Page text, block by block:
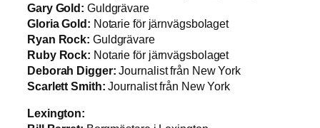
Gary Gold: Guldgrävare
Gloria Gold: Notarie för järnvägsbolaget
Ryan Rock: Guldgrävare
Ruby Rock: Notarie för järnvägsbolaget
Deborah Digger:Journalist från New York
Scarlett Smith:Journalist från New York
Lexington: